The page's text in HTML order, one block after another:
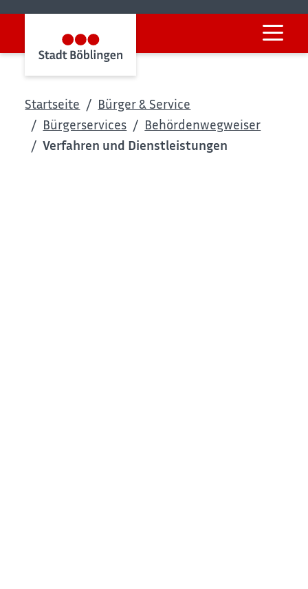
Startseite
Bürger & Service
Bürgerservices
Behördenwegweiser
Verfahren und Dienstleistungen